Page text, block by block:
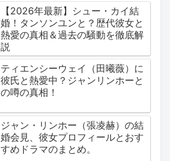
【2026年最新】シュー・カイ結
婚！タンソンユンと？歴代彼女と
熱愛の真相＆過去の騒動を徹底解
説
ティエンシーウェイ（田曦薇）に
彼氏と熱愛中？ジャンリンホーと
の噂の真相！
ジャン・リンホー（張凌赫）の結
婚会見、彼女プロフィールとおす
すめドラマのまとめ。